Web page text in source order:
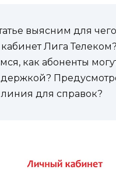
выясним для
Лига Телеком?
как абоненты
линия для справок?